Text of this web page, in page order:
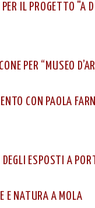
IL PROGETTO "A
PER “MUSEO
CON PAOLA
ESPOSTI A
E NATURA A MOLA